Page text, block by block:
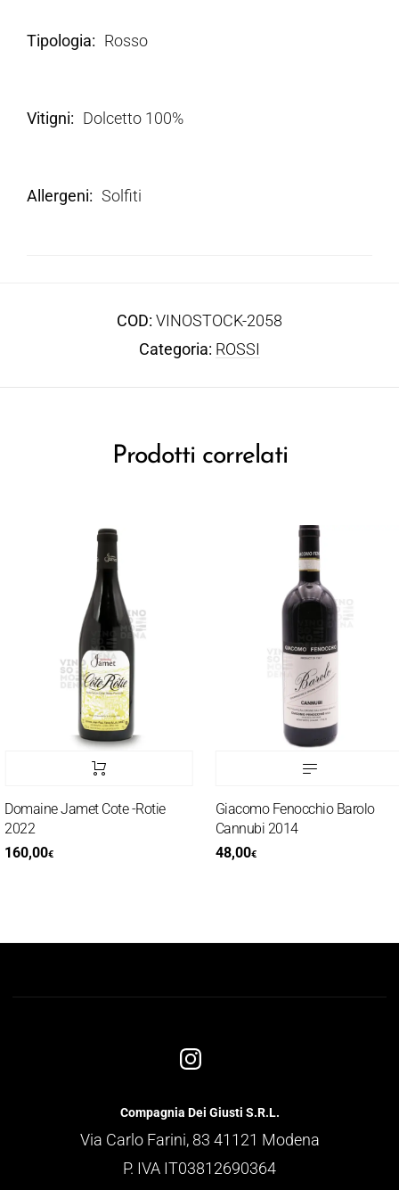
Tipologia Rosso
Vitigni Dolcetto 100%
Allergeni Solfiti
COD: VINOSTOCK-2058
Categoria: ROSSI
Prodotti correlati
Jamet Cote -Rotie
€
Giacomo Fenocchio Barolo
Cannubi 2014
48,00€
Compagnia Dei Giusti S.R.L.
Via Carlo Farini, 83 41121 Modena
P. IVA IT03812690364